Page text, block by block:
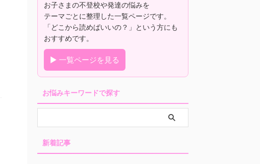
お子さまの不登校や発達の悩みを
テーマごとに整理した一覧ページです。
「どこから読めばいいの？」という方にも
おすすめです。
▶ 一覧ページを見る
お悩みキーワードで探す
新着記事